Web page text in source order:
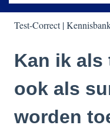
Test-Correct |
Kan ik
ook als
worden